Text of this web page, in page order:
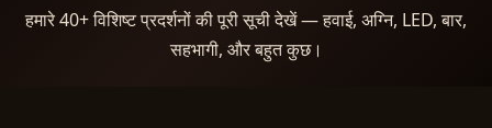
हमारे 40+ विशिष्ट प्रदर्शनों की पूरी सूची देखें — हवाई, अग्नि, LED, बार,
सहभागी, और बहुत कुछ।